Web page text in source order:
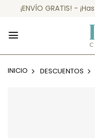
¡ENVÍO GRATIS! -
INICIO DESCUENTOS